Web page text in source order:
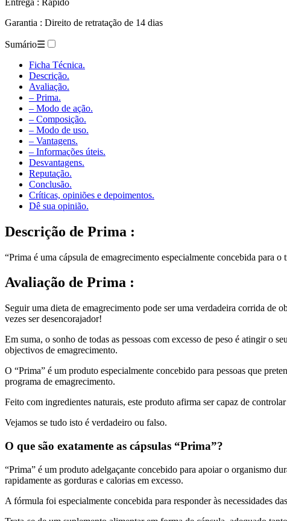
Garantia : Direito de retratação de 14 dias
Sumário☰
Ficha Técnica.
Descrição.
Avaliação.
– Prima.
– Modo de ação.
– Composição.
– Modo de uso.
– Vantagens.
– Informações úteis.
Desvantagens.
Reputação.
Conclusão.
Críticas, opiniões e depoimentos.
Dê sua opinião.
Descrição de Prima :
“Prima é uma cápsula de emagrecimento especialmente concebida para
Avaliação de Prima :
Seguir uma dieta de emagrecimento pode ser uma verdadeira corrida de
vezes ser desencorajador!
Em suma, o sonho de todas as pessoas com excesso de peso é atingir o
objectivos de emagrecimento.
O “Prima” é um produto especialmente concebido para pessoas que
programa de emagrecimento.
Feito com ingredientes naturais, este produto afirma ser capaz de
Vejamos se tudo isto é verdadeiro ou falso.
O que são exatamente as cápsulas “Prima”?
“Prima” é um produto adelgaçante concebido para apoiar o organismo
rapidamente as gorduras e calorias em excesso.
A fórmula foi especialmente concebida para responder às necessidades